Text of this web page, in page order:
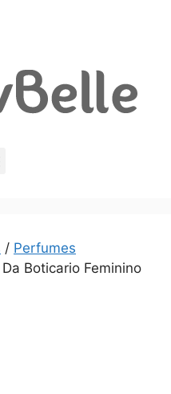
/ Perfumes
Boticario Feminino